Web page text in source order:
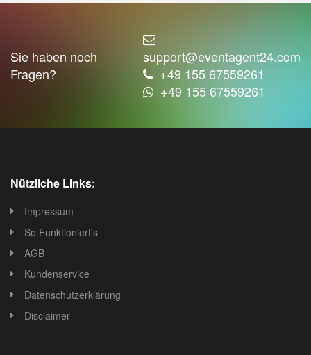
Sie haben noch
Fragen?
support@eventagent24.com
+49 155 67559261
+49 155 67559261
Nützliche Links:
Impressum
So Funktioniert's
AGB
Kundenservice
Datenschutzerklärung
Disclaimer